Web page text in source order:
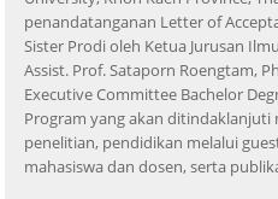
penandatanganan Letter of
Sister Prodi oleh Ketua Jurusan
Assist. Prof. Sataporn Roengtam,
Executive Committee Bachelor
Program yang akan ditindaklanjuti
penelitian, pendidikan melalui
mahasiswa dan dosen, serta